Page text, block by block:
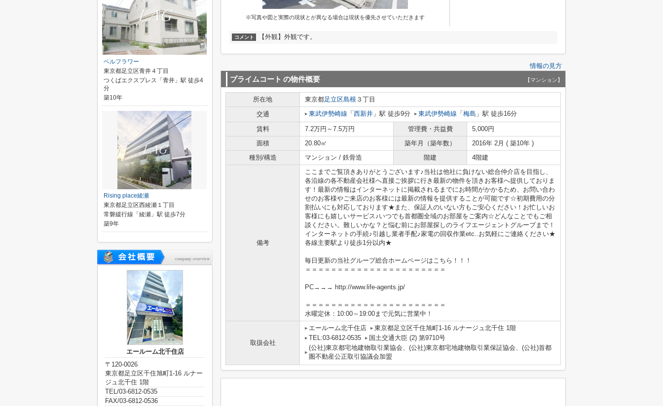
※写真や図と実際の現状とが異なる場合は現状を優先させていただきます
コメント 【外観】外観です。
情報の見方
プライムコート の物件概要 【マンション】
所在地 東京都足立区島根 ３丁目
交通
東武伊勢崎線 「 西新井 」駅 徒歩9分 東武伊勢崎線 「 梅島 」駅 徒歩16分
賃料 7.2万円～7.5万円 管理費・共益費
5,000円
面積
20.80㎡ 築年月（築年数）
2016年 2月 ( 築10年 )
種別/構造
マンション / 鉄骨造 階建 4階建
備考
ここまでご覧頂きありがとうございます♪当社は他社に負けない総合仲介店を目指し、
各沿線の各不動産会社様へ直接ご挨拶に行き最新の物件を頂きお客様へ提供しておりま
す！最新の情報はインターネットに掲載されるまでにお時間がかかるため、お問い合わ
せのお客様やご来店のお客様には最新の情報を提供することが可能です☆初期費用の分
割払いにも対応しております★また、保証人のいない方もご安心ください！お忙しいお
客様にも嬉しいサービス♪いつでも首都圏全域のお部屋をご案内☆どんなことでもご相
談ください。難しいかな？と悩む前にお部屋探しのライフエージェントグループまで！
インターネットの手続♪引越し業者手配♪家電の回収作業etc..お気軽にご連絡ください★
各線主要駅より徒歩1分以内★
毎日更新の当社グループ総合ホームページはこちら！！！
＝＝＝＝＝＝＝＝＝＝＝＝＝＝＝＝＝＝＝＝＝＝
PC→→→ http://www.life-agents.jp/
＝＝＝＝＝＝＝＝＝＝＝＝＝＝＝＝＝＝＝＝＝＝
水曜定休：10:00～19:00まで元気に営業中！
取扱会社
エールーム北千住店
東京都足立区千住旭町1-16 ルナージュ北千住 1階
TEL:03-6812-0535
国土交通大臣 (2) 第9710号
(公社)東京都宅地建物取引業協会、(公社)東京都宅地建物取引業保証協会、(公社)首都
圏不動産公正取引協議会加盟
ベルフラワー
東京都足立区青井４丁目
つくばエクスプレス「青井」駅 徒歩4
分
築10年
Rising place綾瀬
東京都足立区西綾瀬１丁目
常磐緩行線「綾瀬」駅 徒歩7分
築9年
エールーム北千住店
〒120-0026
東京都足立区千住旭町1-16 ルナー
ジュ北千住 1階
TEL/03-6812-0535
FAX/03-6812-0536